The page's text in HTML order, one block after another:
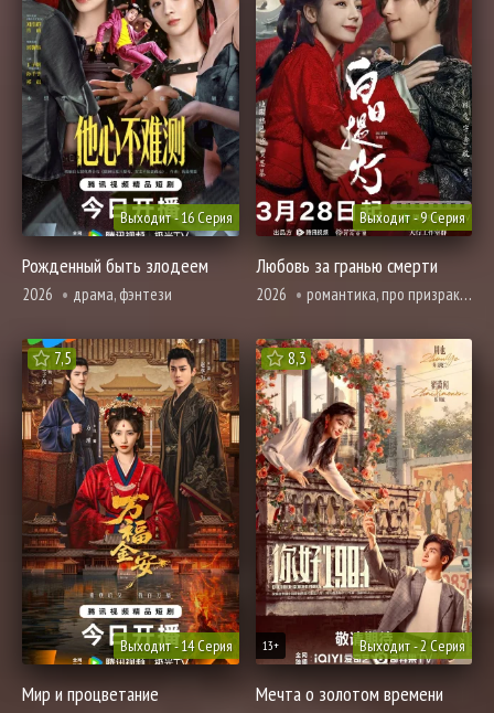
Выходит - 16 Серия
Рожденный быть злодеем
2026 драма, фэнтези
Выходит - 9 Серия
Любовь за гранью смерти
2026 романтика, про призраков, демонов и сверхъестественное, фэнтези
7,5
Выходит - 14 Серия
Мир и процветание
8,3
Выходит - 2 Серия
13+
Мечта о золотом времени